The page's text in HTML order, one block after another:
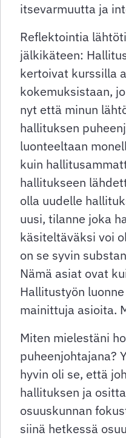
itsevarmuutta ja
Reflektointia
jälkikäteen:
kertoivat kurssilla
kokemuksistaan,
nyt että minun
hallituksen
luonteeltaan
kuin
hallitukseen
olla uudelle
uusi, tilanne joka
käsiteltäväksi voi
on se syvin
Nämä asiat ovat
Hallitustyön
mainittuja asioita.
Miten mielestäni
puheenjohtajana?
hyvin oli se, että
hallituksen ja
osuuskunnan
siinä hetkessä